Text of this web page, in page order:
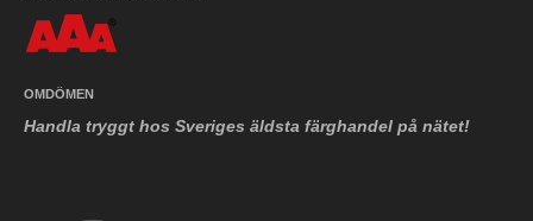
OMDÖMEN
Handla tryggt hos Sveriges äldsta färghandel på nätet!